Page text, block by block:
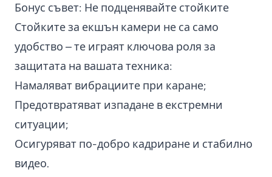
Бонус съвет: Не подценявайте стойките
Стойките за екшън камери не са само
удобство – те играят ключова роля за
защитата на вашата техника:
Намаляват вибрациите при каране;
Предотвратяват изпадане в екстремни
ситуации;
Осигуряват по-добро кадриране и стабилно
видео.